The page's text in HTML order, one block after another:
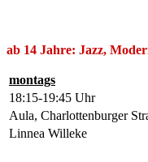
ab 14 Jahre: Jazz,
montags
18:15-19:45 Uhr
Aula, Charlottenburger
Linnea Willeke